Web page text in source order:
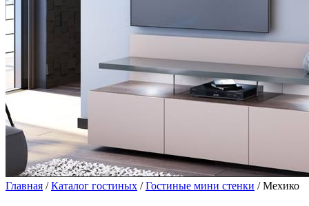
Главная /Каталог гостиных /Гостиные мини стенки / Мехико